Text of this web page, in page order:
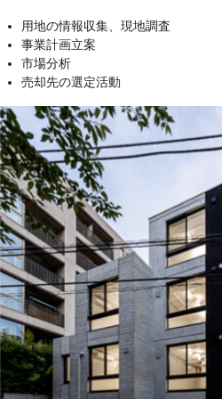
用地の情報収集、現地調査
事業計画立案
市場分析
売却先の選定活動